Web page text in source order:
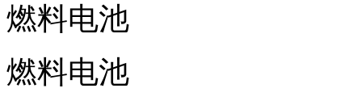
燃料电池
燃料电池